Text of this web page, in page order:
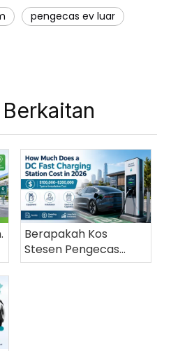
pengecas ev luar
Berapakah Kos
Stesen Pengecas
Cepat DC pada 2026?